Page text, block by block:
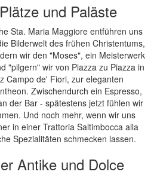
und Paläste
Sta. Maria Maggiore entführen uns
Bilderwelt des frühen Christentums,
wir den "Moses", ein Meisterwerk
"pilgern" wir von Piazza zu Piazza in
Campo de' Fiori, zur eleganten
Zwischendurch ein Espresso,
der Bar - spätestens jetzt fühlen wir
Und noch mehr, wenn wir uns
in einer Trattoria Saltimbocca alla
Spezialitäten schmecken lassen.
Antike und Dolce